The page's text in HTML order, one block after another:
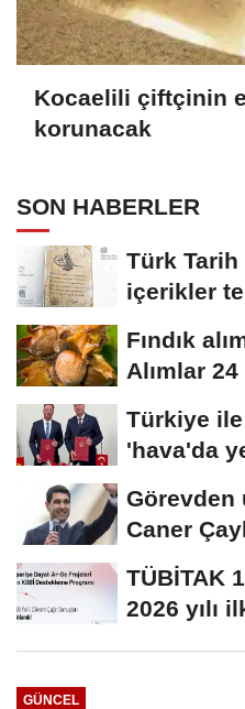
Kocaelili çiftçinin
korunacak
SON HABERLER
Türk Tarih
içerikler
Fındık
Alımlar
Türkiye ile
'hava'da
Görevden
Caner
tahliye
TÜBİTAK
2026 yılı
GÜNCEL